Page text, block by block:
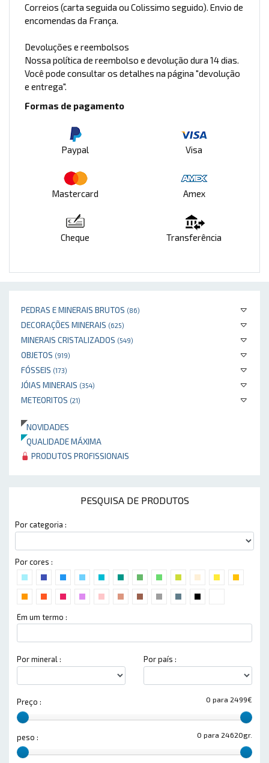
PEDRAS E MINERAIS BRUTOS (86)
DECORAÇÕES MINERAIS (625)
MINERAIS CRISTALIZADOS (549)
OBJETOS (919)
FÓSSEIS (173)
JÓIAS MINERAIS (354)
METEORITOS (21)
NOVIDADES
QUALIDADE MÁXIMA
PRODUTOS PROFISSIONAIS
PESQUISA DE PRODUTOS
Por categoria :
Por cores :
Em um termo :
Por mineral : Por país :
0 para 2499€
Preço :
0 para 24620gr.
peso :
Correios (carta seguida ou Colissimo seguido). Envio de
encomendas da França.
Devoluções e reembolsos
Nossa política de reembolso e devolução dura 14 dias.
Você pode consultar os detalhes na página "devolução
e entrega".
Formas de pagamento
Paypal Visa
Mastercard Amex
Cheque Transferência